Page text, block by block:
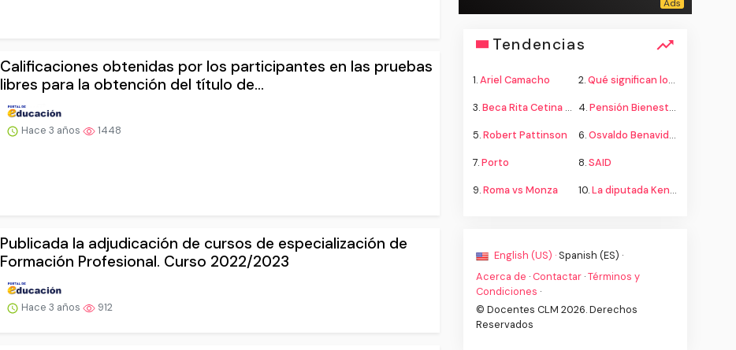
Calificaciones obtenidas por los participantes en las pruebas
libres para la obtención del título de...
Hace 3 años 1448
Publicada la adjudicación de cursos de especialización de
Formación Profesional. Curso 2022/2023
Hace 3 años 912
Tendencias
1.Ariel Camacho 2.Qué significan los colores de la bandera
3.Beca Rita Cetina secundaria 4.Pensión Bienestar adultos mayores
5.Robert Pattinson 6.Osvaldo Benavides
7.Porto 8.SAID
9.Roma vs Monza 10.La diputada Kenia López propone cambiar el nombre del país a México
English (US) · Spanish (ES) ·
Acerca de · Contactar ·Términos y
Condiciones ·
© Docentes CLM 2026. Derechos
Reservados